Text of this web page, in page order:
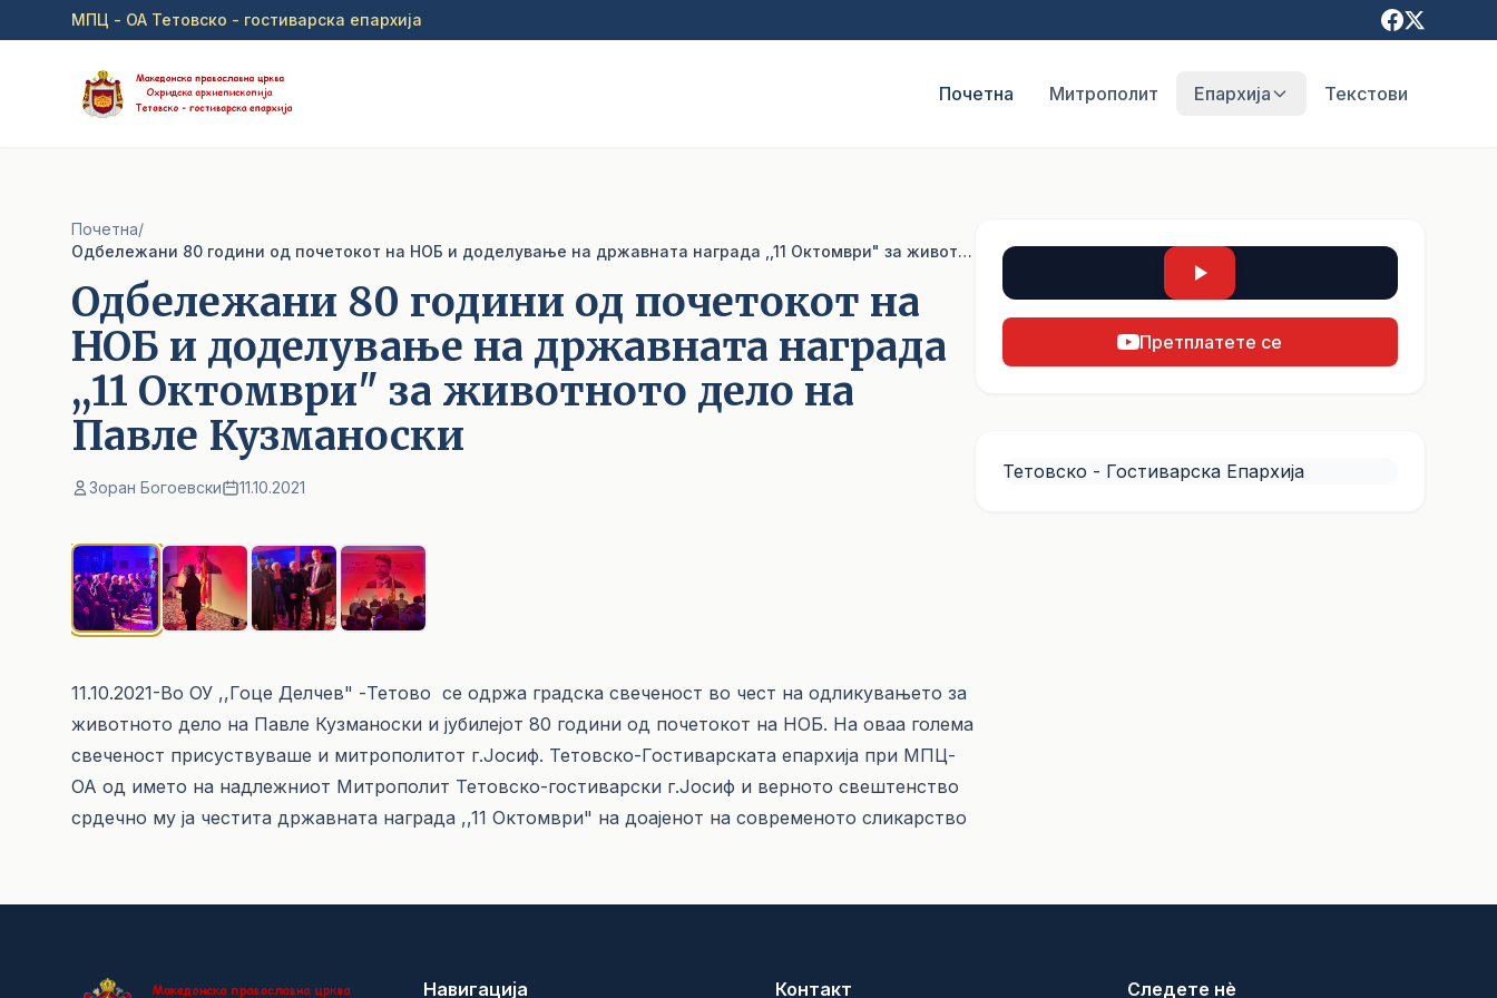
Прејди на главна содржина
МПЦ - ОА Тетовско - гостиварска епархија
Почетна Митрополит Епархија Текстови
Почетна/
Одбележани 80 години од почетокот на НОБ и доделување на државната награда ,,11 Октомври" за животното дело на Павле Кузманоски
Одбележани 80 години од почетокот на
НОБ и доделување на државната награда
,,11 Октомври" за животното дело на
Павле Кузманоски
Зоран Богоевски 11.10.2021
11.10.2021-Вo ОУ ,,Гоце Делчев" -Тетово се одржа градска свеченост во чест на одликувањето за
животното дело на Павле Кузманоски и јубилејот 80 години од почетокот на НОБ. На оваа голема
свеченост присуствуваше и митрополитот г.Јосиф. Тетовско-Гостиварската епархија при МПЦ-
ОА од името на надлежниот Митрополит Тетовско-гостиварски г.Јосиф и верното свештенство
срдечно му ја честита државната награда ,,11 Октомври" на доајенот на современото сликарство
Претплатете се
Тетовско - Гостиварска Епархија
Навигација Контакт Следете нè